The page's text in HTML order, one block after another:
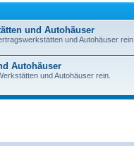
und Autohäuser
und Autohäuser rein.
Autohäuser
und Autohäuser rein.